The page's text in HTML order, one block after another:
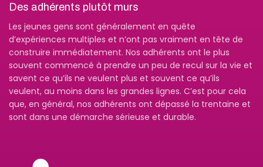
Des adhérents plutôt murs
Les jeunes gens sont généralement en quête
d’expériences multiples et n’ont pas vraiment en tête de
construire immédiatement. Nos adhérents ont le plus
souvent commencé à prendre un peu de recul sur la vie et
savent ce qu’ils ne veulent plus et souvent ce qu’ils
veulent, au moins dans les grandes lignes. C’est pour cela
que, en général, nos adhérents ont dépassé la trentaine et
sont dans une démarche sérieuse et durable.